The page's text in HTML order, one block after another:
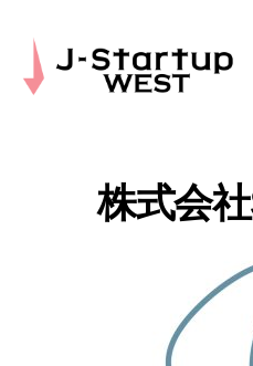
株式会